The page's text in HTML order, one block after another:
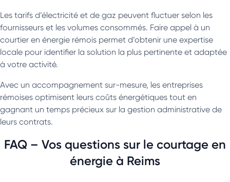
Les tarifs d’électricité et de gaz peuvent fluctuer selon les
fournisseurs et les volumes consommés. Faire appel à un
courtier en énergie rémois permet d’obtenir une expertise
locale pour identifier la solution la plus pertinente et adaptée
à votre activité.
Avec un accompagnement sur-mesure, les entreprises
rémoises optimisent leurs coûts énergétiques tout en
gagnant un temps précieux sur la gestion administrative de
leurs contrats.
FAQ – Vos questions sur le courtage en
énergie à Reims